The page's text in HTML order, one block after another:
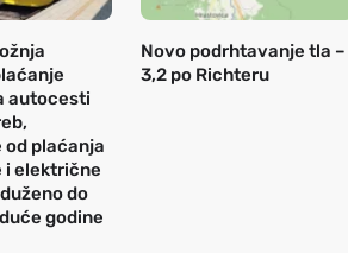
autocesti
od plaćanja
i električne
do
godine
Novo podrhtavanje tla –
3,2 po Richteru